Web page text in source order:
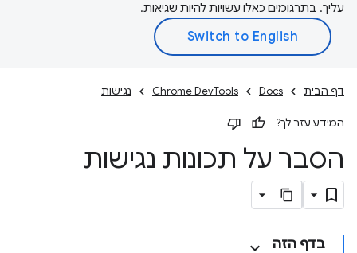
עליך. בתרגומים כאלו עשויות להיות שגיאות.
דף הבית Docs
Chrome DevTools נגישות
המידע עזר לך?
הסבר על תכונות נגישות
בדף הזה